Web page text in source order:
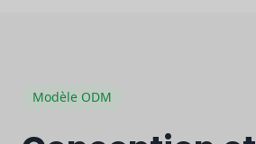
Modèle ODM